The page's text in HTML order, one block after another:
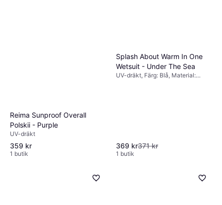
Reima Sunproof Overall
Polskii - Purple
UV-dräkt
359 kr
1 butik
Splash About Warm In One
Wetsuit - Under The Sea
UV-dräkt, Färg: Blå, Material:
369 kr371 kr
1 butik